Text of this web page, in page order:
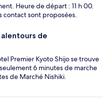
Heure de départ : 11 h 00.
contact sont proposées.
de
Premier Kyoto Shijo se trouve
6 minutes de marche
de Marché Nishiki.